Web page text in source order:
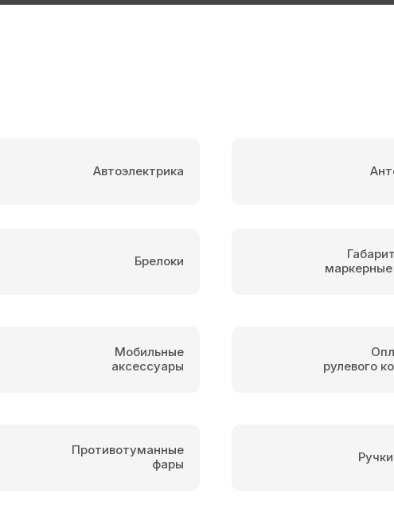
Мобильные
аксессуары
Автоэлектрика
рулевого
Брелоки
Противотуманные
фары
маркерные